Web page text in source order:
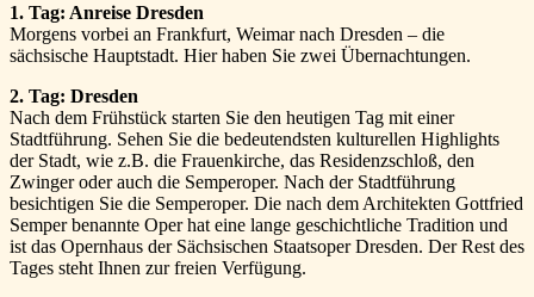
1. Tag: Anreise Dresden
Morgens vorbei an Frankfurt, Weimar nach Dresden – die
sächsische Hauptstadt. Hier haben Sie zwei Übernachtungen.
2. Tag: Dresden
Nach dem Frühstück starten Sie den heutigen Tag mit einer
Stadtführung. Sehen Sie die bedeutendsten kulturellen Highlights
der Stadt, wie z.B. die Frauenkirche, das Residenzschloß, den
Zwinger oder auch die Semperoper. Nach der Stadtführung
besichtigen Sie die Semperoper. Die nach dem Architekten Gottfried
Semper benannte Oper hat eine lange geschichtliche Tradition und
ist das Opernhaus der Sächsischen Staatsoper Dresden. Der Rest des
Tages steht Ihnen zur freien Verfügung.